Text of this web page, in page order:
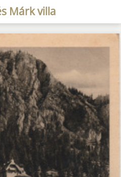
Márk villa